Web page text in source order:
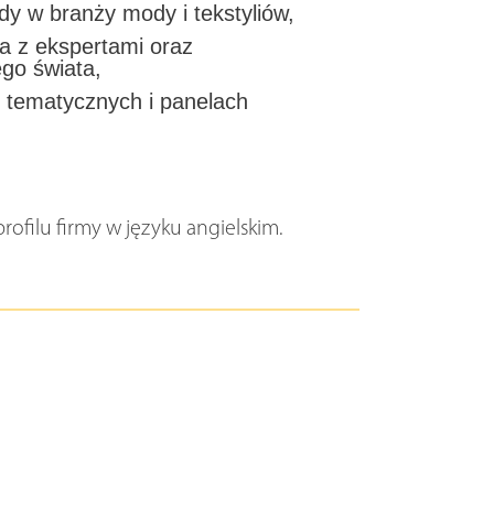
w branży mody i tekstyliów,
z ekspertami oraz
świata,
i panelach
firmy w języku angielskim.